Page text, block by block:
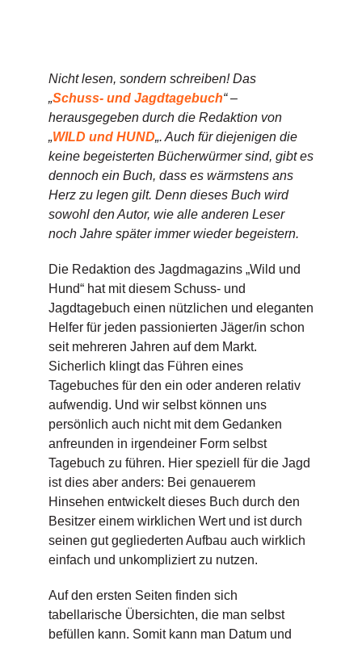
Nicht lesen, sondern schreiben! Das
„Schuss- und Jagdtagebuch“ –
herausgegeben durch die Redaktion von
„WILD und HUND„. Auch für diejenigen die
keine begeisterten Bücherwürmer sind, gibt es
dennoch ein Buch, dass es wärmstens ans
Herz zu legen gilt. Denn dieses Buch wird
sowohl den Autor, wie alle anderen Leser
noch Jahre später immer wieder begeistern.
Die Redaktion des Jagdmagazins „Wild und
Hund“ hat mit diesem Schuss- und
Jagdtagebuch einen nützlichen und eleganten
Helfer für jeden passionierten Jäger/in schon
seit mehreren Jahren auf dem Markt.
Sicherlich klingt das Führen eines
Tagebuches für den ein oder anderen relativ
aufwendig. Und wir selbst können uns
persönlich auch nicht mit dem Gedanken
anfreunden in irgendeiner Form selbst
Tagebuch zu führen. Hier speziell für die Jagd
ist dies aber anders: Bei genauerem
Hinsehen entwickelt dieses Buch durch den
Besitzer einem wirklichen Wert und ist durch
seinen gut gegliederten Aufbau auch wirklich
einfach und unkompliziert zu nutzen.
Auf den ersten Seiten finden sich
tabellarische Übersichten, die man selbst
befüllen kann. Somit kann man Datum und